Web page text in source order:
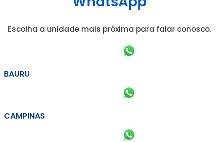
Escolha a unidade mais próxima para falar conosco.
BAURU
CAMPINAS